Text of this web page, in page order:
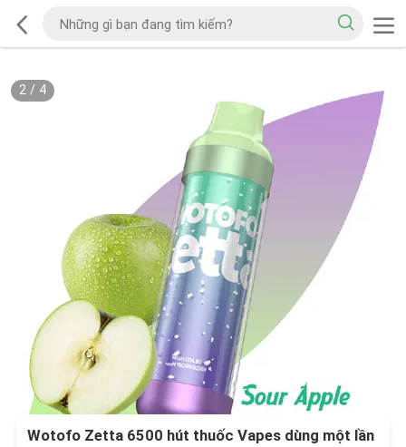
2/ 4
Wotofo Zetta 6500 hút thuốc Vapes dùng một lần